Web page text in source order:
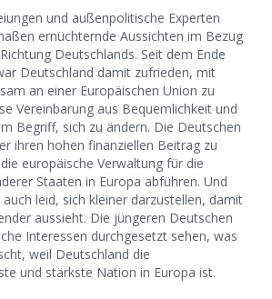
und außenpolitische Experten
ernüchternde Aussichten im Bezug
Deutschlands. Seit dem Ende
Deutschland damit zufrieden, mit
an einer Europäischen Union zu
Vereinbarung aus Bequemlichkeit und
Begriff, sich zu ändern. Die Deutschen
ihren hohen finanziellen Beitrag zu
europäische Verwaltung für die
Staaten in Europa abführen. Und
leid, sich kleiner darzustellen, damit
aussieht. Die jüngeren Deutschen
Interessen durchgesetzt sehen, was
weil Deutschland die
und stärkste Nation in Europa ist.